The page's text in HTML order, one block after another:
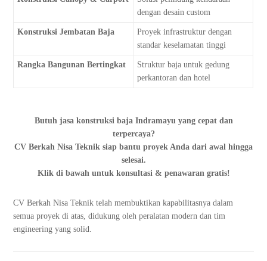
dengan desain custom
Konstruksi Jembatan Baja
Proyek infrastruktur dengan
standar keselamatan tinggi
Rangka Bangunan Bertingkat
Struktur baja untuk gedung
perkantoran dan hotel
Butuh jasa konstruksi baja Indramayu yang cepat dan
terpercaya?
CV Berkah Nisa Teknik siap bantu proyek Anda dari awal hingga
selesai.
Klik di bawah untuk konsultasi & penawaran gratis!
CV Berkah Nisa Teknik telah membuktikan kapabilitasnya dalam
semua proyek di atas, didukung oleh peralatan modern dan tim
engineering yang solid.